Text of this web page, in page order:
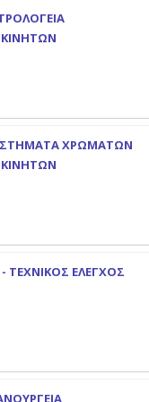
ΧΡΩΜΑΤΩΝ
ΤΕΧΝΙΚΟΣ ΕΛΕΓΧΟΣ